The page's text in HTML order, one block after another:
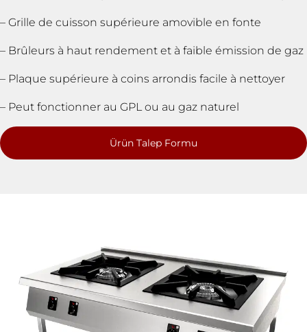
– Grille de cuisson supérieure amovible en fonte
– Brûleurs à haut rendement et à faible émission de gaz
– Plaque supérieure à coins arrondis facile à nettoyer
– Peut fonctionner au GPL ou au gaz naturel
Ürün Talep Formu